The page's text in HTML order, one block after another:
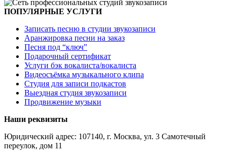
ПОПУЛЯРНЫЕ УСЛУГИ
Записать песню в студии звукозаписи
Аранжировка песни на заказ
Песня под “ключ”
Подарочный сертификат
Услуги бэк вокалиста/вокалиста
Видеосъёмка музыкального клипа
Студия для записи подкастов
Выездная студия звукозаписи
Продвижение музыки
Наши реквизиты
Юридический адрес: 107140, г. Москва, ул. 3 Самотечный
переулок, дом 11